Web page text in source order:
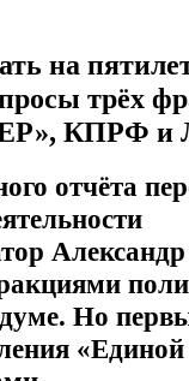
на
трёх
КПРФ
отчёта
Но